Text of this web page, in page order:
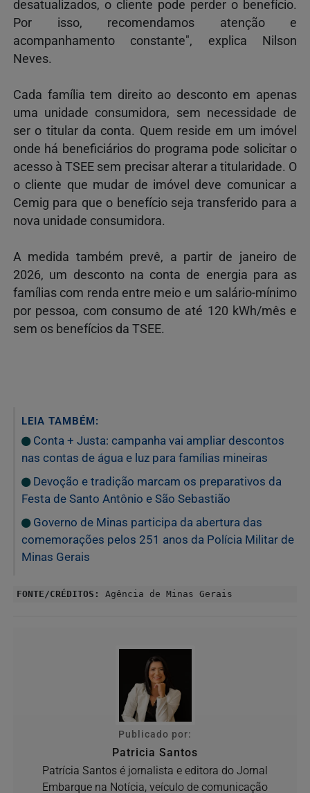
desatualizados, o cliente pode perder o benefício.
Por isso, recomendamos atenção e
acompanhamento constante", explica Nilson
Neves.
Cada família tem direito ao desconto em apenas
uma unidade consumidora, sem necessidade de
ser o titular da conta. Quem reside em um imóvel
onde há beneficiários do programa pode solicitar o
acesso à TSEE sem precisar alterar a titularidade. O
o cliente que mudar de imóvel deve comunicar a
Cemig para que o benefício seja transferido para a
nova unidade consumidora.
A medida também prevê, a partir de janeiro de
2026, um desconto na conta de energia para as
famílias com renda entre meio e um salário-mínimo
por pessoa, com consumo de até 120 kWh/mês e
sem os benefícios da TSEE.
LEIA TAMBÉM:
Conta + Justa: campanha vai ampliar descontos
nas contas de água e luz para famílias mineiras
Devoção e tradição marcam os preparativos da
Festa de Santo Antônio e São Sebastião
Governo de Minas participa da abertura das
comemorações pelos 251 anos da Polícia Militar de
Minas Gerais
FONTE/CRÉDITOS: Agência de Minas Gerais
Publicado por:
Patricia Santos
Patrícia Santos é jornalista e editora do Jornal
Embarque na Notícia, veículo de comunicação